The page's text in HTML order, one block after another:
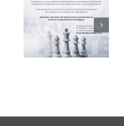
CCPCR
Informa